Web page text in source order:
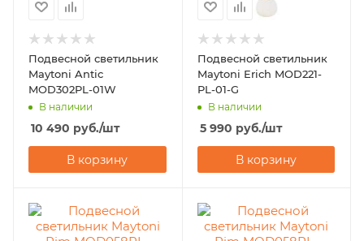
Подвесной светильник
Maytoni Antic
MOD302PL-01W
В наличии
10 490 руб./шт
В корзину
Подвесной светильник
Maytoni Erich MOD221-
PL-01-G
В наличии
5 990 руб./шт
В корзину